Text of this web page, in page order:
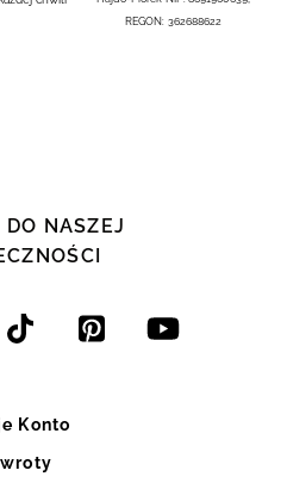
REGON: 362688622
DO NASZEJ
Konto